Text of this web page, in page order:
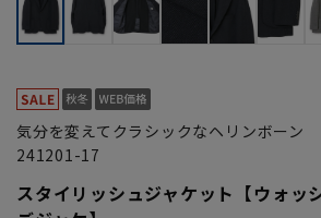
気分を変えてクラシックなヘリンボーン
241201-17
スタイリッシュジャケット【ウォッ